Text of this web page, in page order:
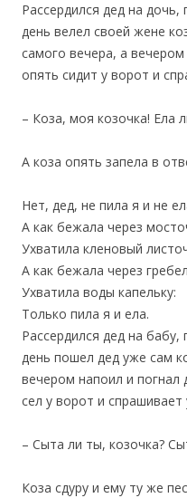
Рассердился дед на дочь,
день велел своей жене
самого вечера, а
опять сидит у ворот и
– Коза, моя козочка! Ела
А коза опять запела в
Нет, дед, не пила я и не
А как бежала через
Ухватила кленовый
А как бежала через
Ухватила воды капельку:
Только пила я и ела.
Рассердился дед на бабу,
день пошел дед уже сам
вечером напоил и
сел у ворот и спрашивает
– Сыта ли ты, козочка?
Коза сдуру и ему ту же